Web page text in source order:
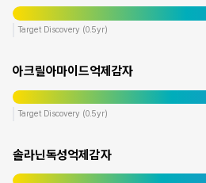
Target Discovery (0.5yr)
아크릴아마이드억제감자
Target Discovery (0.5yr)
솔라닌독성억제감자